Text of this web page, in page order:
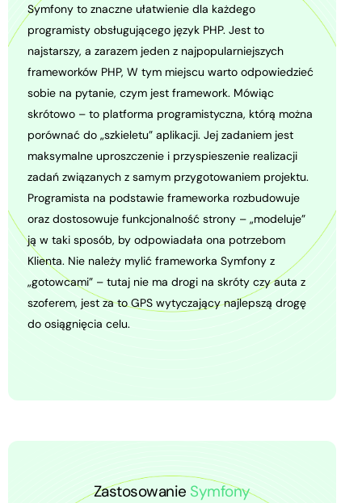
Symfony to znaczne ułatwienie dla każdego
programisty obsługującego język PHP. Jest to
najstarszy, a zarazem jeden z najpopularniejszych
frameworków PHP, W tym miejscu warto odpowiedzieć
sobie na pytanie, czym jest framework. Mówiąc
skrótowo – to platforma programistyczna, którą można
porównać do „szkieletu” aplikacji. Jej zadaniem jest
maksymalne uproszczenie i przyspieszenie realizacji
zadań związanych z samym przygotowaniem projektu.
Programista na podstawie frameworka rozbudowuje
oraz dostosowuje funkcjonalność strony – „modeluje”
ją w taki sposób, by odpowiadała ona potrzebom
Klienta. Nie należy mylić frameworka Symfony z
„gotowcami” – tutaj nie ma drogi na skróty czy auta z
szoferem, jest za to GPS wytyczający najlepszą drogę
do osiągnięcia celu.
Zastosowanie Symfony